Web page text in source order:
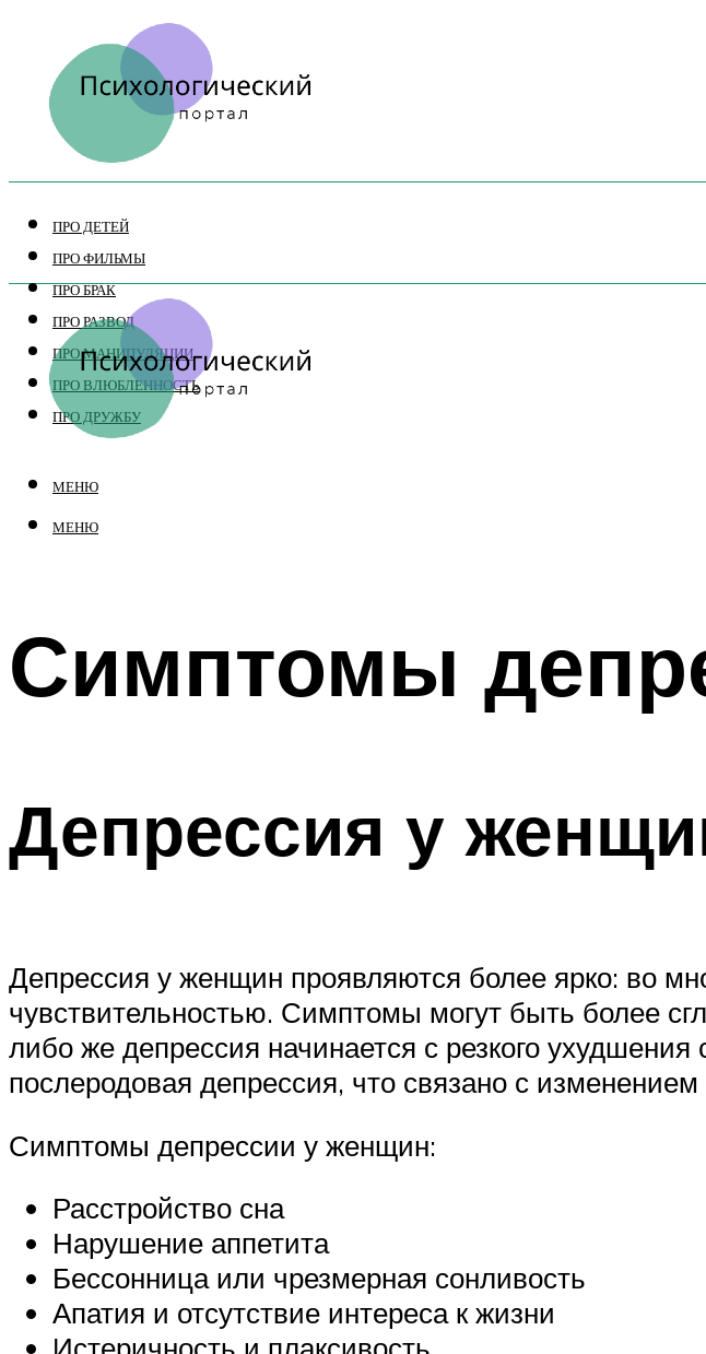
ПРО ДЕТЕЙ
ПРО ФИЛЬМЫ
ПРО БРАК
ПРО РАЗВОД
ПРО МАНИПУЛЯЦИИ
ПРО ВЛЮБЛЕННОСТЬ
ПРО ДРУЖБУ
МЕНЮ
МЕНЮ
Симптомы
Депрессия у
Депрессия у женщин проявляются более ярко: во
чувствительностью. Симптомы могут быть более
либо же депрессия начинается с резкого
послеродовая депрессия, что связано с
Симптомы депрессии у женщин:
Расстройство сна
Нарушение аппетита
Бессонница или чрезмерная сонливость
Апатия и отсутствие интереса к жизни